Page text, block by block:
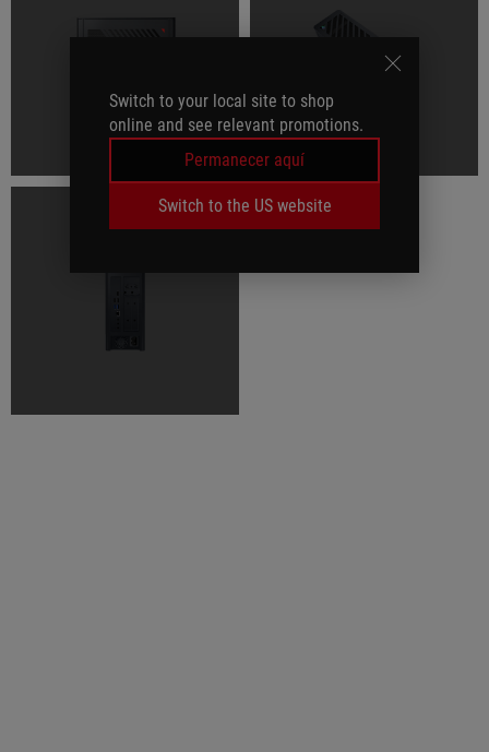
Switch to your local site to shop
online and see relevant promotions.
Permanecer aquí
Switch to the US website